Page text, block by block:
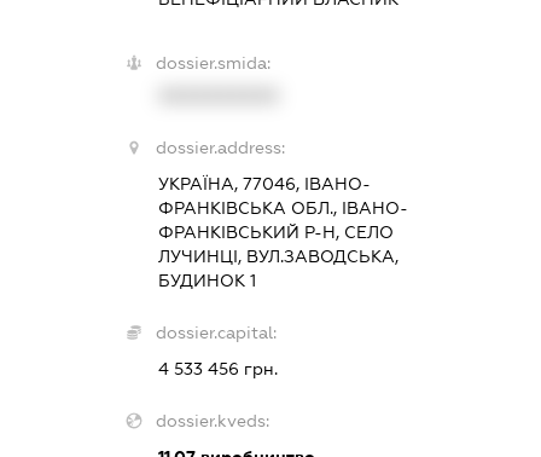
dossier.smida:
dossier.address:
УКРАЇНА, 77046, ІВАНО-
ФРАНКІВСЬКА ОБЛ., ІВАНО-
ФРАНКІВСЬКИЙ Р-Н, СЕЛО
ЛУЧИНЦІ, ВУЛ.ЗАВОДСЬКА,
БУДИНОК 1
dossier.capital:
4 533 456 грн.
dossier.kveds: